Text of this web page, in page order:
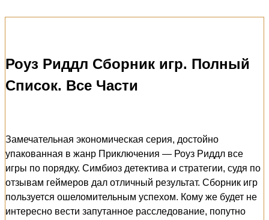
Роуз Риддл Сборник игр. Полный
Список. Все Части
Замечательная экономическая серия, достойно
упакованная в жанр Приключения — Роуз Риддл все
игры по порядку. Симбиоз детектива и стратегии, судя по
отзывам геймеров дал отличный результат. Сборник игр
пользуется ошеломительным успехом. Кому же будет не
интересно вести запутанное расследование, попутно